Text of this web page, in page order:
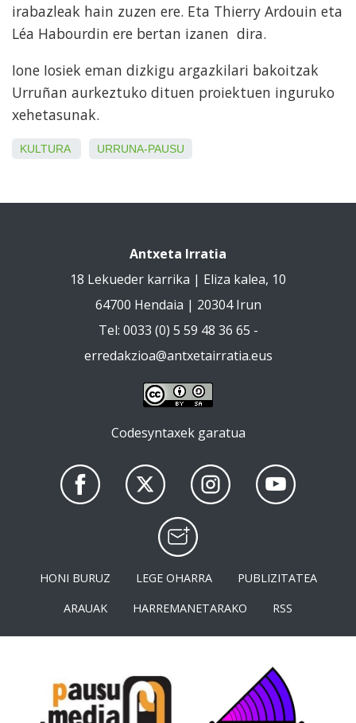
irabazleak hain zuzen ere. Eta Thierry Ardouin eta
Léa Habourdin ere bertan izanen dira.
Ione Iosiek eman dizkigu argazkilari bakoitzak
Urruñan aurkeztuko dituen proiektuen inguruko
xehetasunak.
KULTURA URRUNA-PAUSU
Antxeta Irratia
18 Lekueder karrika | Eliza kalea, 10
64700 Hendaia | 20304 Irun
Tel: 0033 (0) 5 59 48 36 65 -
erredakzioa@antxetairratia.eus
Codesyntaxek garatua
HONI BURUZ LEGE OHARRA
PUBLIZITATEA
ARAUAK
HARREMANETARAKO RSS